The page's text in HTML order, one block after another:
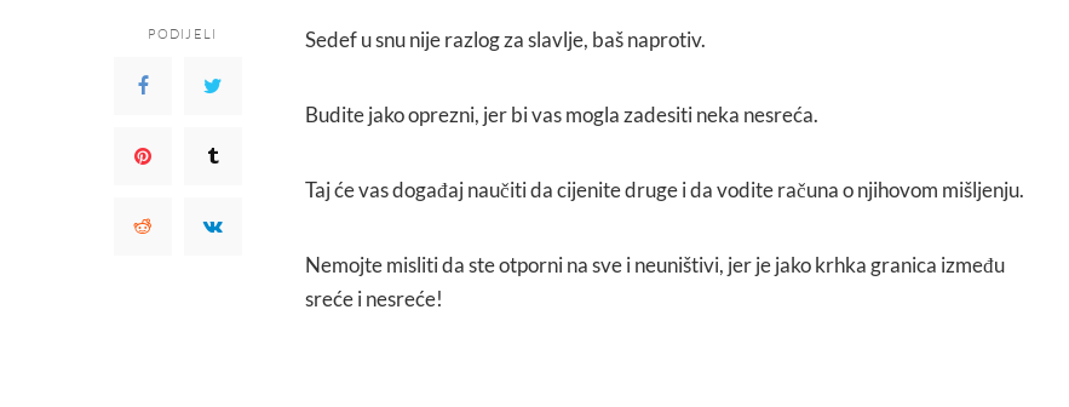
PODIJELI Sedef u snu nije razlog za slavlje, baš naprotiv.
Budite jako oprezni, jer bi vas mogla zadesiti neka nesreća.
Taj će vas događaj naučiti da cijenite druge i da vodite računa o njihovom mišljenju.
Nemojte misliti da ste otporni na sve i neuništivi, jer je jako krhka granica između
sreće i nesreće!